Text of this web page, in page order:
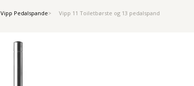
Vipp Pedalspande Vipp 11 Toiletbørste og 13 pedalspand